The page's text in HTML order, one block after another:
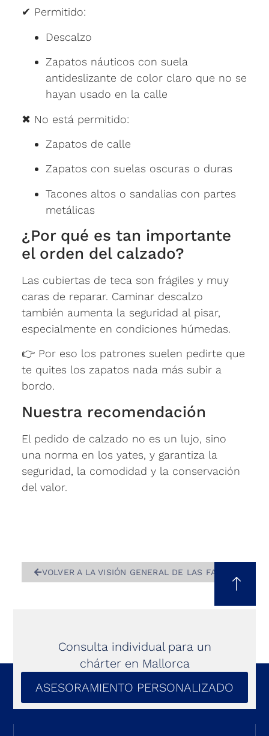
✔ Permitido:
Descalzo
Zapatos náuticos con suela
antideslizante de color claro que no se
hayan usado en la calle
✖ No está permitido:
Zapatos de calle
Zapatos con suelas oscuras o duras
Tacones altos o sandalias con partes
metálicas
¿Por qué es tan importante
el orden del calzado?
Las cubiertas de teca son frágiles y muy
caras de reparar. Caminar descalzo
también aumenta la seguridad al pisar,
especialmente en condiciones húmedas.
👉 Por eso los patrones suelen pedirte que
te quites los zapatos nada más subir a
bordo.
Nuestra recomendación
El pedido de calzado no es un lujo, sino
una norma en los yates, y garantiza la
seguridad, la comodidad y la conservación
del valor.
VOLVER A LA VISIÓN GENERAL DE LAS FAQ
Consulta individual para un
chárter en Mallorca
ASESORAMIENTO PERSONALIZADO